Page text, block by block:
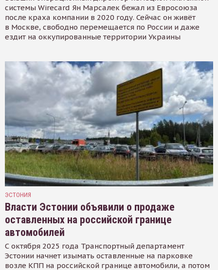
системы Wirecard Ян Марсалек бежал из Евросоюза
после краха компании в 2020 году. Сейчас он живёт
в Москве, свободно перемещается по России и даже
ездит на оккупированные территории Украины
ЭСТОНИЯ
Власти Эстонии объявили о продаже
оставленных на российской границе
автомобилей
С октября 2025 года Транспортный департамент
Эстонии начнет изымать оставленные на парковке
возле КПП на российской границе автомобили, а потом